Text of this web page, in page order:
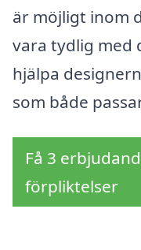
är möjligt inom
vara tydlig med
hjälpa
som både
Få 3
förpliktelser